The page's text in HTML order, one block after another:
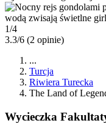
1/4
3.3/6 (2 opinie)
...
Turcja
Riwiera Turecka
The Land of
Wycieczka